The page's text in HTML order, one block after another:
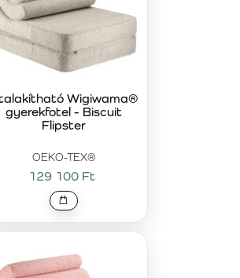
OEKO-TEX®
Wigiwama®
gyerekfotel - Biscuit
Flipster
129 100 Ft